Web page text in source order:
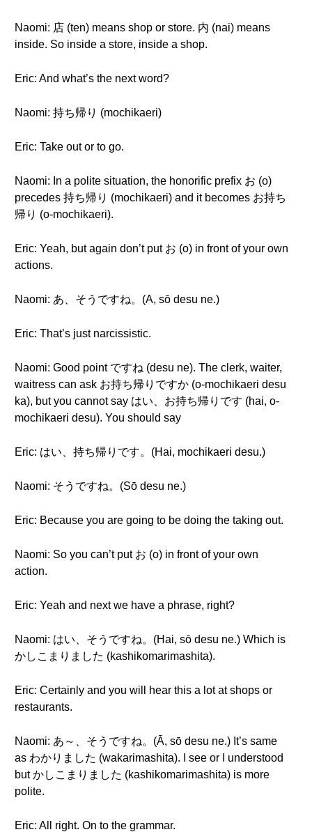
Naomi: 店 (ten) means shop or store. 内 (nai) means
inside. So inside a store, inside a shop.
Eric: And what’s the next word?
Naomi: 持ち帰り (mochikaeri)
Eric: Take out or to go.
Naomi: In a polite situation, the honorific prefix お (o)
precedes 持ち帰り (mochikaeri) and it becomes お持ち
帰り (o-mochikaeri).
Eric: Yeah, but again don’t put お (o) in front of your own
actions.
Naomi: あ、そうですね。(A, sō desu ne.)
Eric: That’s just narcissistic.
Naomi: Good point ですね (desu ne). The clerk, waiter,
waitress can ask お持ち帰りですか (o-mochikaeri desu
ka), but you cannot say はい、お持ち帰りです (hai, o-
mochikaeri desu). You should say
Eric: はい、持ち帰りです。(Hai, mochikaeri desu.)
Naomi: そうですね。(Sō desu ne.)
Eric: Because you are going to be doing the taking out.
Naomi: So you can’t put お (o) in front of your own
action.
Eric: Yeah and next we have a phrase, right?
Naomi: はい、そうですね。(Hai, sō desu ne.) Which is
かしこまりました (kashikomarimashita).
Eric: Certainly and you will hear this a lot at shops or
restaurants.
Naomi: あ～、そうですね。(Ā, sō desu ne.) It’s same
as わかりました (wakarimashita). I see or I understood
but かしこまりました (kashikomarimashita) is more
polite.
Eric: All right. On to the grammar.